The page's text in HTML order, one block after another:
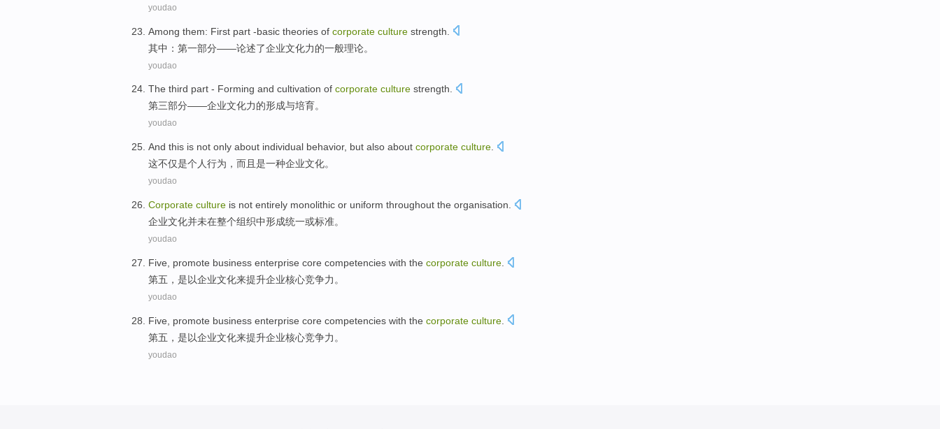
youdao
Among them: First part -basic theories of corporate culture strength.
其中 ： 第一部分——论述了企业文化力的一般理论。
youdao
The third part - Forming and cultivation of corporate culture strength.
第三部分——企业文化力的形成与培育。
youdao
And this is not only about individual behavior, but also about corporate culture
这不仅是个人行为 ， 而且 是一种企业文化。
youdao
Corporate culture is not entirely monolithic or uniform throughout the organisation
企业文化并未在整个组织中形成统一或标准。
youdao
Five promote business enterprise core competencies with the corporate culture
第五 ，是以企业文化来提升企业核心竞争力 。
youdao
Five promote business enterprise core competencies with the corporate culture
第五 ，是以企业文化来提升企业核心竞争力 。
youdao